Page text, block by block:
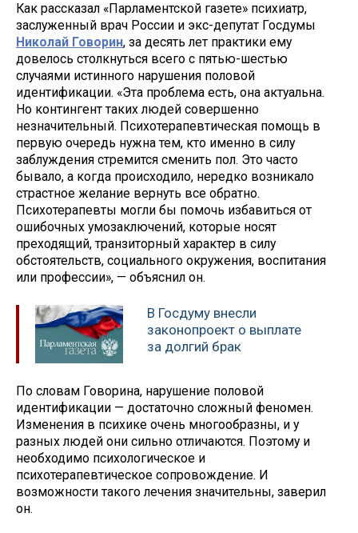
Как рассказал «Парламентской газете» психиатр,
заслуженный врач России и экс-депутат Госдумы
Николай Говорин, за десять лет практики ему
довелось столкнуться всего с пятью-шестью
случаями истинного нарушения половой
идентификации. «Эта проблема есть, она актуальна.
Но контингент таких людей совершенно
незначительный. Психотерапевтическая помощь в
первую очередь нужна тем, кто именно в силу
заблуждения стремится сменить пол. Это часто
бывало, а когда происходило, нередко возникало
страстное желание вернуть все обратно.
Психотерапевты могли бы помочь избавиться от
ошибочных умозаключений, которые носят
преходящий, транзиторный характер в силу
обстоятельств, социального окружения, воспитания
или профессии», — объяснил он.
В Госдуму внесли
законопроект о выплате
за долгий брак
По словам Говорина, нарушение половой
идентификации — достаточно сложный феномен.
Изменения в психике очень многообразны, и у
разных людей они сильно отличаются. Поэтому и
необходимо психологическое и
психотерапевтическое сопровождение. И
возможности такого лечения значительны, заверил
он.